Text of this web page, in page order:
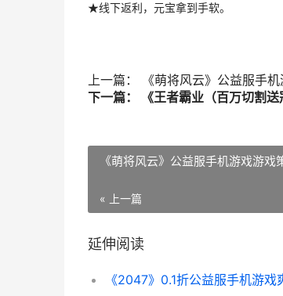
★线下返利，元宝拿到手软。
上一篇： 《萌将风云》公益服手
下一篇： 《王者霸业（百万切割送
《萌将风云》公益服手机游戏游戏
« 上一篇
延伸阅读